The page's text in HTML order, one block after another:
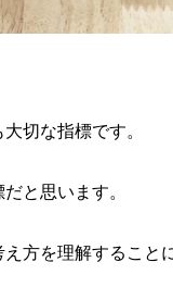
切な指標です。
と思います。
方を理解すること